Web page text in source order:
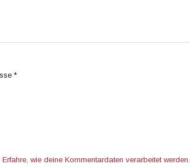
*
Erfahre, wie deine Kommentardaten verarbeitet werden.